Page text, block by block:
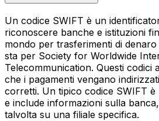
Un codice SWIFT è un
riconoscere banche e istituzioni
mondo per trasferimenti di
sta per Society for Worldwide
Telecommunication. Questi codici
che i pagamenti vengano
corretti. Un tipico codice SWIFT è
e include informazioni sulla
talvolta su una filiale specifica.